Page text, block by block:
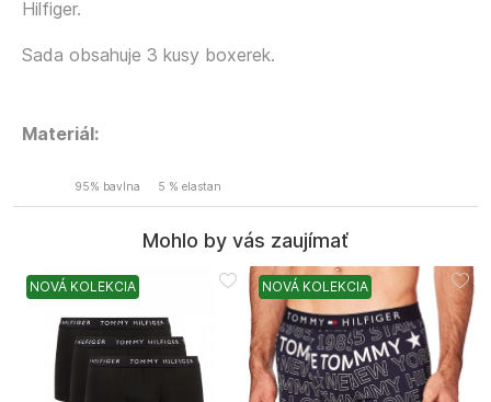
Hilfiger.
Sada obsahuje 3 kusy boxerek.
Materiál:
95% bavlna 5 % elastan
Mohlo by vás zaujímať
NOVÁ KOLEKCIA NOVÁ KOLEKCIA